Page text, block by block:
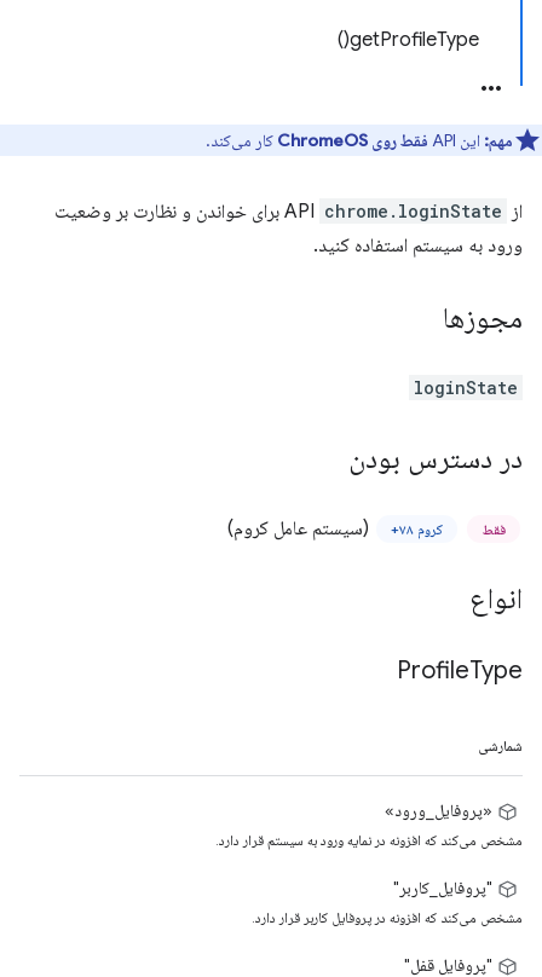
getProfileType()
مهم: این API فقط روی ChromeOS کار می‌کند.
از API chrome.loginState
برای خواندن و نظارت بر وضعیت
ورود به سیستم استفاده کنید.
مجوزها
loginState
در دسترس بودن
فقط کروم ۷۸+ (سیستم عامل کروم)
انواع
ProfileType
شمارشی
«پروفایل_ورود»
مشخص می‌کند که افزونه در نمایه ورود به سیستم قرار دارد.
"پروفایل_کاربر"
مشخص می‌کند که افزونه در پروفایل کاربر قرار دارد.
"پروفایل قفل"